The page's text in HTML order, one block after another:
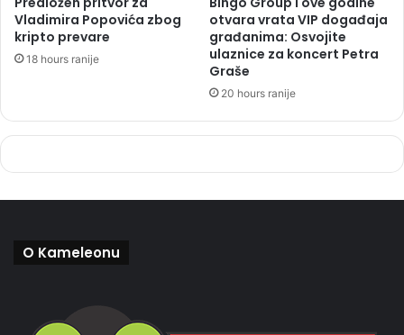
Vladimira Popovića zbog
kripto prevare
18 hours ranije
otvara vrata VIP događaja
građanima: Osvojite
ulaznice za koncert Petra
Graše
20 hours ranije
O Kameleonu